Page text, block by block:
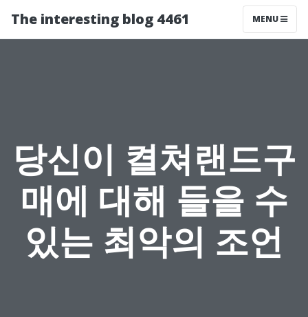
The interesting blog 4461 MENU
당신이 켤쳐랜드구
매에 대해 들을 수
있는 최악의 조언